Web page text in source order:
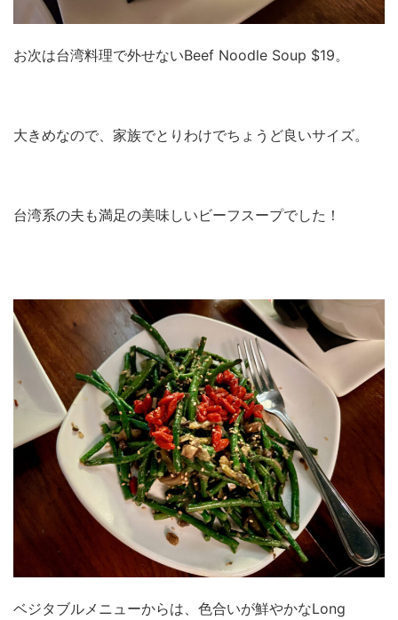
お次は台湾料理で外せないBeef Noodle Soup $19。
大きめなので、家族でとりわけでちょうど良いサイズ。
台湾系の夫も満足の美味しいビーフスープでした！
ベジタブルメニューからは、色合いが鮮やかなLong